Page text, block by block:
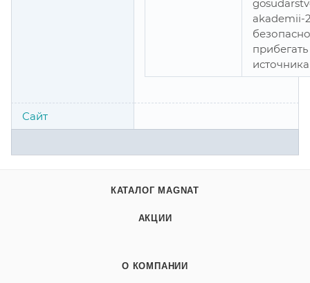
akademii-
Сайт
КАТАЛОГ MAGNAT
АКЦИИ
О КОМПАНИИ